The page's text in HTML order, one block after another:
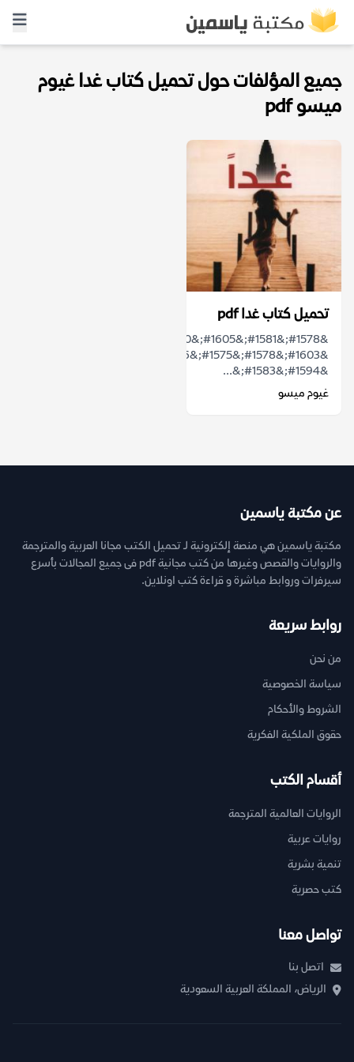
جميع المؤلفات حول تحميل كتاب غدا غيوم
ميسو pdf
تحميل كتاب غدا pdf
&#1594;&#1583;&...
غيوم ميسو
عن مكتبة ياسمين
مكتبة ياسمين هي منصة إلكترونية لـ تحميل الكتب مجانا العربية والمترجمة
والروايات والقصص وغيرها من كتب مجانية pdf فى جميع المجالات بأسرع
سيرفرات وروابط مباشرة و قراءة كتب اونلاين.
روابط سريعة
من نحن
سياسة الخصوصية
الشروط والأحكام
حقوق الملكية الفكرية
أقسام الكتب
الروايات العالمية المترجمة
روايات عربية
تنمية بشرية
كتب حصرية
تواصل معنا
اتصل بنا
الرياض، المملكة العربية السعودية